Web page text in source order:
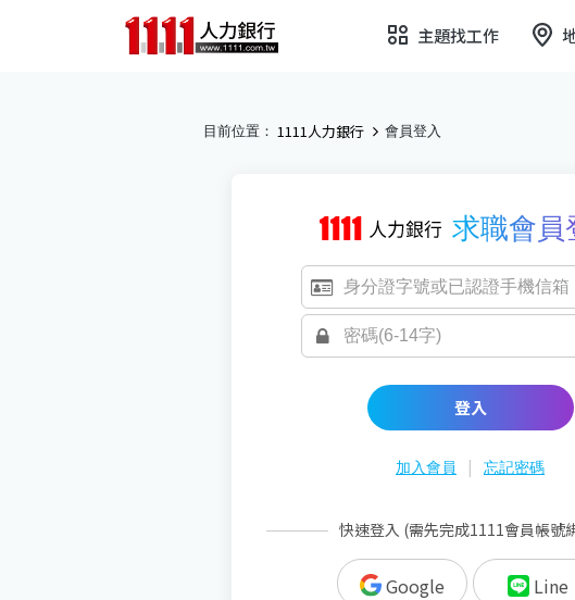
主題找工作
目前位置： 1111人力銀行 會員登入
求職會員
登入
加入會員 | 忘記密碼
快速登入 (需先完成1111會員帳號
Google Line